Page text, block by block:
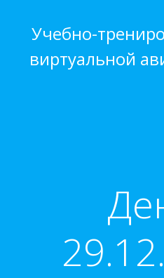
Учебно-
виртуальной